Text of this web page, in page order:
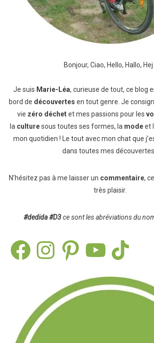
Bonjour, Ciao, Hello, Hallo, Hej
Je suis Marie-Léa, curieuse de tout, ce blog
bord de découvertes en tout genre. Je
vie zéro déchetet mes passions pour les
la culturesous toutes ses formes, la modeet
mon quotidien ! Le tout avec mon chat que
dans toutes mes
N’hésitez pas à me laisser un commentaire,
très plaisir.
#dedida #D3ce sont les abréviations du
FacebookInstagramPinterest TikTok